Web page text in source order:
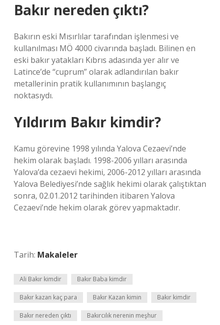
Bakır nereden çıktı?
Bakırın eski Mısırlılar tarafından işlenmesi ve
kullanılması MÖ 4000 civarında başladı. Bilinen en
eski bakır yatakları Kıbrıs adasında yer alır ve
Latince’de “cuprum” olarak adlandırılan bakır
metallerinin pratik kullanımının başlangıç ​​
noktasıydı.
Yıldırım Bakır kimdir?
Kamu görevine 1998 yılında Yalova Cezaevi’nde
hekim olarak başladı. 1998-2006 yılları arasında
Yalova’da cezaevi hekimi, 2006-2012 yılları arasında
Yalova Belediyesi’nde sağlık hekimi olarak çalıştıktan
sonra, 02.01.2012 tarihinden itibaren Yalova
Cezaevi’nde hekim olarak görev yapmaktadır.
Tarih: Makaleler
Ali Bakır kimdir Bakır Baba kimdir
Bakır kazan kaç para Bakır Kazan kimin Bakır kimdir
Bakır nereden çıktı Bakırcılık nerenin meşhur